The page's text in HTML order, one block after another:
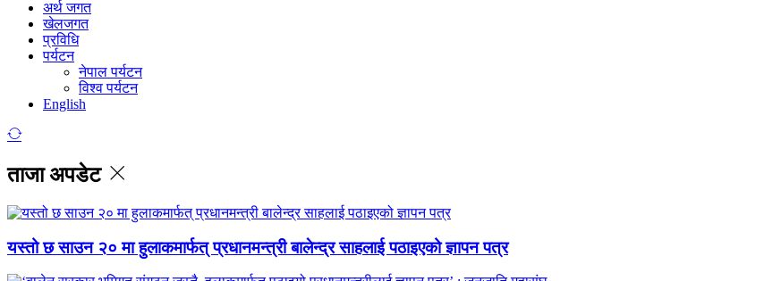
अर्थ जगत
खेलजगत
प्रविधि
पर्यटन
नेपाल पर्यटन
विश्व पर्यटन
English
ताजा अपडेट
यस्तो छ साउन २० मा हुलाकमार्फत् प्रधानमन्त्री बालेन्द्र साहलाई पठाइएको ज्ञापन पत्र